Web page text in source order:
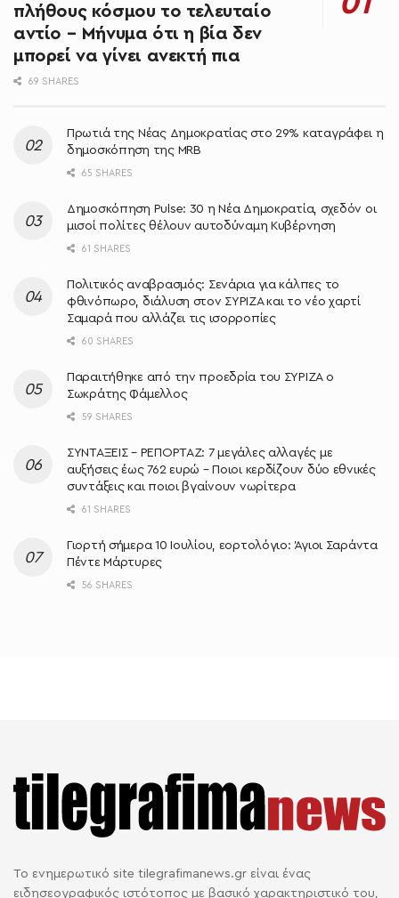
πλήθους κόσμου το τελευταίο
αντίο – Μήνυμα ότι η βία δεν
μπορεί να γίνει ανεκτή πια
69 SHARES
Πρωτιά της Νέας Δημοκρατίας στο 29% καταγράφει η
δημοσκόπηση της MRB
65 SHARES
Δημοσκόπηση Pulse: 30 η Νέα Δημοκρατία, σχεδόν οι
μισοί πολίτες θέλουν αυτοδύναμη Κυβέρνηση
61 SHARES
Πολιτικός αναβρασμός: Σενάρια για κάλπες το
φθινόπωρο, διάλυση στον ΣΥΡΙΖΑ και το νέο χαρτί
Σαμαρά που αλλάζει τις ισορροπίες
60 SHARES
Παραιτήθηκε από την προεδρία του ΣΥΡΙΖΑ ο
Σωκράτης Φάμελλος
59 SHARES
ΣΥΝΤΑΞΕΙΣ – ΡΕΠΟΡΤΑΖ: 7 μεγάλες αλλαγές με
αυξήσεις έως 762 ευρώ – Ποιοι κερδίζουν δύο εθνικές
συντάξεις και ποιοι βγαίνουν νωρίτερα
61 SHARES
Γιορτή σήμερα 10 Ιουλίου, εορτολόγιο: Άγιοι Σαράντα
Πέντε Μάρτυρες
56 SHARES
Το ενημερωτικό site tilegrafimanews.gr είναι ένας
ειδησεογραφικός ιστότοπος με βασικό χαρακτηριστικό του,